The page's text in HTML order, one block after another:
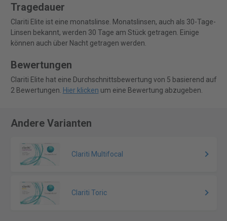
Tragedauer
Clariti Elite ist eine monatslinse. Monatslinsen, auch als 30-Tage-
Linsen bekannt, werden 30 Tage am Stück getragen. Einige
können auch über Nacht getragen werden.
Bewertungen
Clariti Elite hat eine Durchschnittsbewertung von 5 basierend auf
2 Bewertungen. Hier klicken um eine Bewertung abzugeben.
Andere Varianten
Clariti Multifocal
Clariti Toric